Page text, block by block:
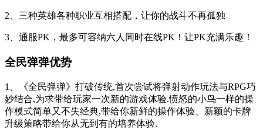
2、三种英雄各种职业互相搭配，让你的战斗不再孤独
3、通服PK，最多可容纳六人同时在线PK！让PK充满乐趣！
全民弹弹优势
1、《全民弹弹》打破传统,首次尝试将弹射动作玩法与RPG巧
妙结合,为求带给玩家一次新的游戏体验.愤怒的小鸟一样的操
作模式简单又不失经典,带给你新鲜的操作体验、新颖的卡牌
升级策略带给你从无到有的培养体验.